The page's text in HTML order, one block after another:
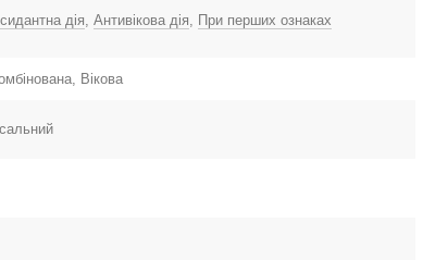
дія, Антивікова дія, При перших ознаках
Вікова